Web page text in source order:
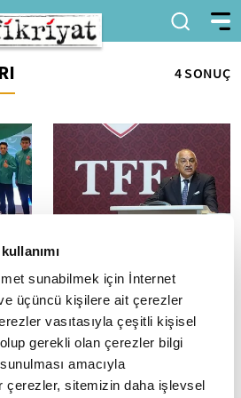
sunabilmek için İnternet
üçüncü kişilere ait çerezler
vasıtasıyla çeşitli kişisel
gerekli olan çerezler bilgi
amacıyla
çerezler, sitemizin daha işlevsel
4 SONUÇ
42
TFF Başkanı Büyükekşi'den
"altyapı" vurgusu
Türkiye Futbol Federasyonu
(TFF) Başkanı Mehmet
Büyükekşi, öncelikle Süper Lig
kulüplerine akademi
zorunluluğu getirmeyi...